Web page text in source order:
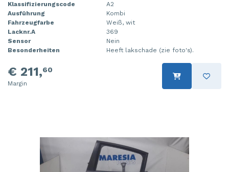
Klassifizierungscode
A2
Ausführung
Kombi
Fahrzeugfarbe
Weiß, wit
Lacknr.A
369
Sensor
Nein
Besonderheiten
Heeft lakschade (zie foto's).
€ 211,60
Margin